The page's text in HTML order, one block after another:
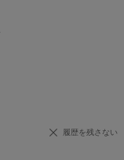
履歴を残さない